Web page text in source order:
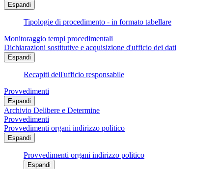
Espandi
Tipologie di procedimento - in formato tabellare
Monitoraggio tempi procedimentali
Dichiarazioni sostitutive e acquisizione d'ufficio dei dati
Espandi
Recapiti dell'ufficio responsabile
Provvedimenti
Espandi
Archivio Delibere e Determine
Provvedimenti
Provvedimenti organi indirizzo politico
Espandi
Provvedimenti organi indirizzo politico
Espandi